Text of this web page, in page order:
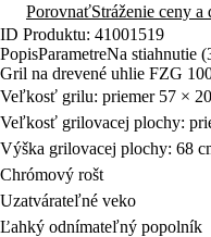
PorovnaťStráženie ceny a
ID Produktu: 41001519
PopisParametreNa stiahnutie
Gril na drevené uhlie FZG
Veľkosť grilu: priemer 57 ×
Veľkosť grilovacej plochy:
Výška grilovacej plochy: 68
Chrómový rošt
Uzatvárateľné veko
Ľahký odnímateľný popolník